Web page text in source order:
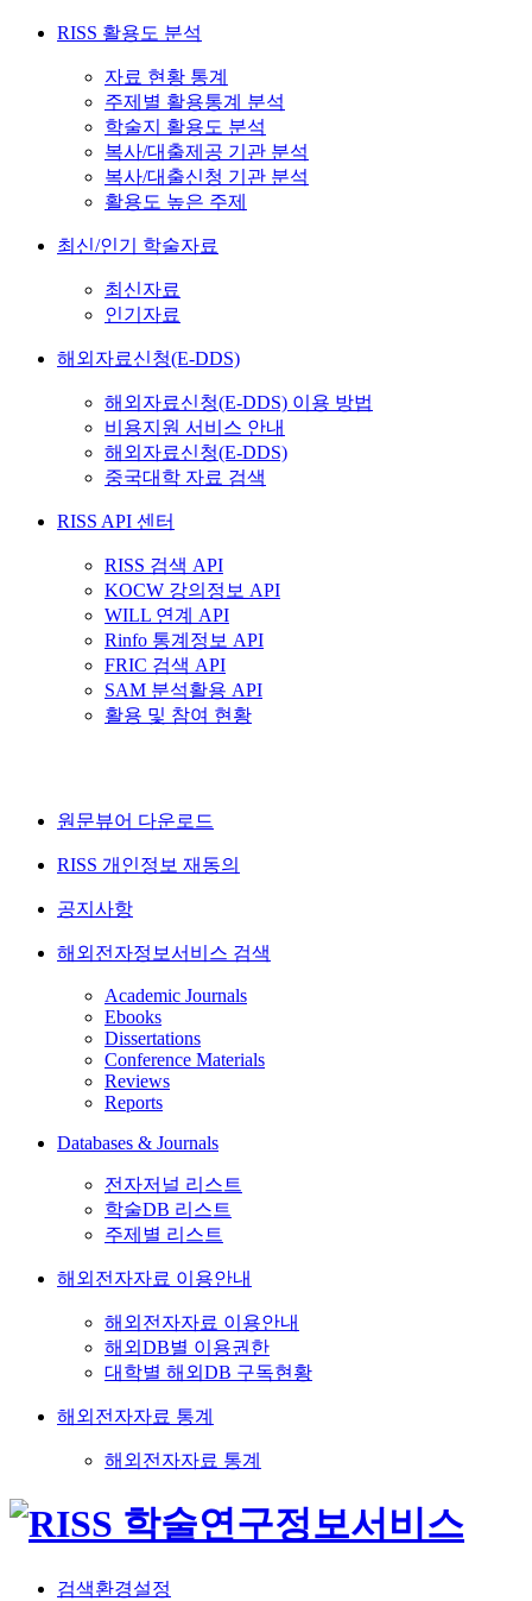
RISS 활용도 분석
자료 현황 통계
주제별 활용통계 분석
학술지 활용도 분석
복사/대출제공 기관 분석
복사/대출신청 기관 분석
활용도 높은 주제
최신/인기 학술자료
최신자료
인기자료
해외자료신청(E-DDS)
해외자료신청(E-DDS) 이용 방법
비용지원 서비스 안내
해외자료신청(E-DDS)
중국대학 자료 검색
RISS API 센터
RISS 검색 API
KOCW 강의정보 API
WILL 연계 API
Rinfo 통계정보 API
FRIC 검색 API
SAM 분석활용 API
활용 및 참여 현황
원문뷰어 다운로드
RISS 개인정보 재동의
공지사항
해외전자정보서비스 검색
Academic Journals
Ebooks
Dissertations
Conference Materials
Reviews
Reports
Databases & Journals
전자저널 리스트
학술DB 리스트
주제별 리스트
해외전자자료 이용안내
해외전자자료 이용안내
해외DB별 이용권한
대학별 해외DB 구독현황
해외전자자료 통계
해외전자자료 통계
검색환경설정